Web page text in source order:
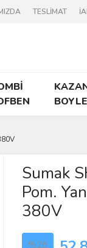
TESLİMAT
Sumak
Pom.
380V
%28